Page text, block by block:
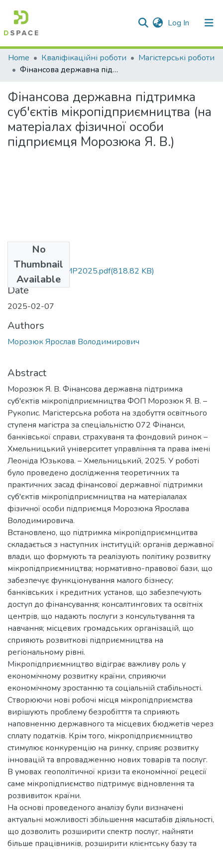
Log In (current)
Communities & Collections
Statistics
Home Кваліфікаційні роботи
Магістерські роботи
Фінансова державна підтримка суб'єктів мікропідприємництва (на матеріалах фізичної особи підприємця Морозюка Я. В.)
Фінансова державна підтримка
суб'єктів мікропідприємництва (на
матеріалах фізичної особи
підприємця Морозюка Я. В.)
No
Thumbnail
Available
МД_Морозюк_МР2025.pdf(818.82 KB)
Date
2025-02-07
Authors
Морозюк Ярослав Володимирович
Abstract
Морозюк Я. В. Фінансова державна підтримка
суб'єктів мікропідприємництва ФОП Морозюк Я. В. –
Рукопис. Магістерська робота на здобуття освітнього
ступеня магістра за спеціальністю 072 Фінанси,
банківської справи, страхуваня та фондовий ринок –
Хмельницький університет управління та права імені
Леоніда Юзькова. – Хмельницький, 2025. У роботі
було проведено дослідження теоретичних та
практичних засад фінансової державної підтримки
суб'єктів мікропідприємництва на матеріалалах
фізичної особи підприємця Морозюка Ярослава
Володимировича.
Встановлено, що підтримка мікропідприємнцитва
складається з наступних інституцій: органів державної
влади, що формують та реалізують політику розвитку
мікропідприємництва; нормативно-правової бази, що
забезпечує функціонування малого бізнесу;
банківських і кредитних установ, що забезпечують
доступ до фінансування; консалтингових та освітніх
центрів, що надають послуги з консультування та
навчання; місцевих громадських організацій, що
сприяють розвиткові підприємництва на
регіональному рівні.
Мікропідприємництво відіграє важливу роль у
економічному розвитку країни, сприяючи
економічному зростанню та соціальній стабільності.
Створюючи нові робочі місця мікропідприємства
вирішують проблему безробітття та сприяють
наповненню державного та місцевих бюджетів через
сплату податків. Крім того, мікропідприємництво
стимулює конкуренцію на ринку, сприяє розвитку
інновацій та впровадженню нових товарів та послуг.
В умовах геополітичної кризи та економічної рецесії
саме мікропідпиємство підтримує відновлення та
розвивиток країни.
На основі проведеного аналізу були визначені
актуальні можливості збільшення масштабів діяльності,
що дозволить розширити спектр послуг, найняти
більше працівників, розширити клієнтську базу та